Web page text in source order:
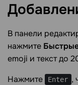
В панели
нажмите
emoji и текст до
Нажмите
Enter ,